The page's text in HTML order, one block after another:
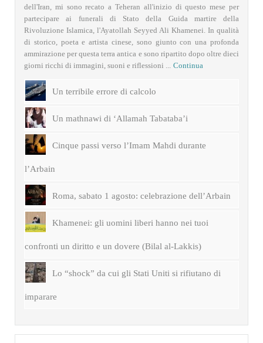
dell'Iran, mi sono recato a Teheran all'inizio di questo mese per
partecipare ai funerali di Stato della Guida martire della
Rivoluzione Islamica, l'Ayatollah Seyyed Ali Khamenei. In qualità
di storico, poeta e artista cinese, sono giunto con una profonda
ammirazione per questa terra antica e sono ripartito dopo oltre dieci
giorni ricchi di immagini, suoni e riflessioni ...
Continua
Un terribile errore di calcolo
Un mathnawi di ‘Allamah Tabataba’i
Cinque passi verso l’Imam Mahdi durante
l’Arbain
Roma, sabato 1 agosto: celebrazione dell’Arbain
Khamenei: gli uomini liberi hanno nei tuoi
confronti un diritto e un dovere (Bilal al-Lakkis)
Lo “shock” da cui gli Stati Uniti si rifiutano di
imparare